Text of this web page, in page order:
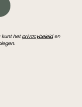
kunt hetprivacybeleiden